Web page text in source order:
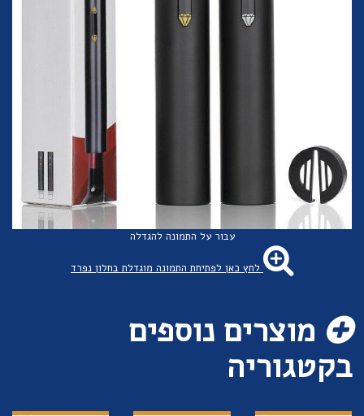
עבור על התמונה להגדלה
לחץ כאן לפתיחת התמונה מוגדלת בחלון נפרד
מוצרים נוספים
בקטגוריה